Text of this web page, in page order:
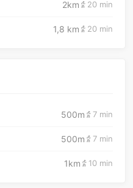
2km 20 min
1,8 km 20 min
500m 7 min
500m 7 min
1km 10 min